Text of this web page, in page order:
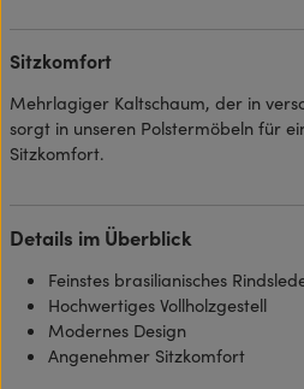
Sitzkomfort
Mehrlagiger Kaltschaum, der in
sorgt in unseren Polstermöbeln für
Sitzkomfort.
Details im Überblick
Feinstes brasilianisches
Hochwertiges Vollholzgestell
Modernes Design
Angenehmer Sitzkomfort